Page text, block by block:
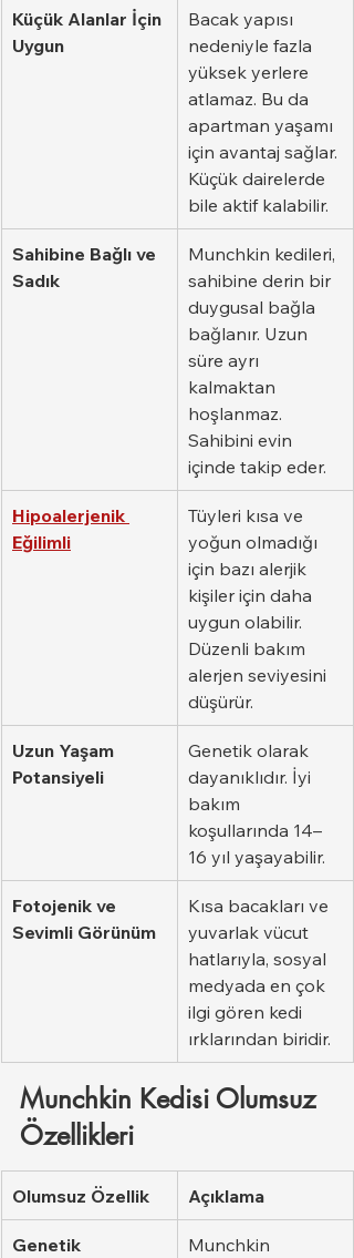
Küçük Alanlar İçin
Uygun
Bacak yapısı
nedeniyle fazla
yüksek yerlere
atlamaz. Bu da
apartman yaşamı
için avantaj sağlar.
Küçük dairelerde
bile aktif kalabilir.
Sahibine Bağlı ve
Sadık
Munchkin kedileri,
sahibine derin bir
duygusal bağla
bağlanır. Uzun
süre ayrı
kalmaktan
hoşlanmaz.
Sahibini evin
içinde takip eder.
Hipoalerjenik
Eğilimli
Tüyleri kısa ve
yoğun olmadığı
için bazı alerjik
kişiler için daha
uygun olabilir.
Düzenli bakım
alerjen seviyesini
düşürür.
Uzun Yaşam
Potansiyeli
Genetik olarak
dayanıklıdır. İyi
bakım
koşullarında 14–
16 yıl yaşayabilir.
Fotojenik ve
Sevimli Görünüm
Kısa bacakları ve
yuvarlak vücut
hatlarıyla, sosyal
medyada en çok
ilgi gören kedi
ırklarından biridir.
Munchkin Kedisi Olumsuz
Özellikleri
Olumsuz Özellik Açıklama
Genetik
Munchkin